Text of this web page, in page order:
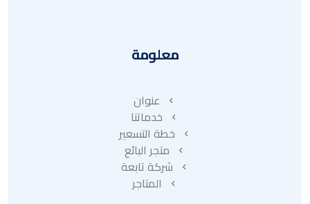
معلومة
عنوان
خدماتنا
خطة التسعير
متجر البائع
شركة تابعة
المتاجر